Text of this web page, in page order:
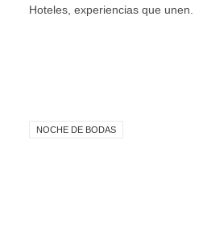
Hoteles, experiencias que unen.
NOCHE DE BODAS